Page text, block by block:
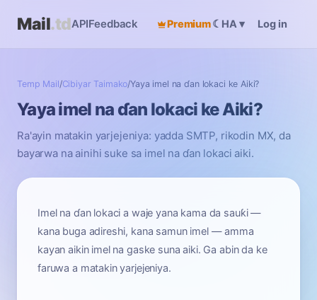
Mail.tdAPIFeedback Premium☾ HA▾ Log in
Temp Mail/Cibiyar Taimako/Yaya imel na ɗan lokaci ke Aiki?
Yaya imel na ɗan lokaci ke Aiki?
Ra'ayin matakin yarjejeniya: yadda SMTP, rikodin MX, da
bayarwa na ainihi suke sa imel na ɗan lokaci aiki.
Imel na ɗan lokaci a waje yana kama da sauƙi —
kana buga adireshi, kana samun imel — amma
kayan aikin imel na gaske suna aiki. Ga abin da ke
faruwa a matakin yarjejeniya.